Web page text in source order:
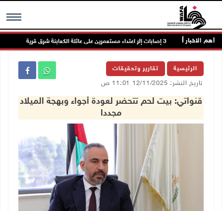
MENU أهم الاخبار
الرئيسية تقارير وتحقيقات
تاريخ النشر: 12/11/2025 11:01 ص
قنواتي: بيت لحم تتحضر لعودة أجواء وبهجة الميلاد
مجددا